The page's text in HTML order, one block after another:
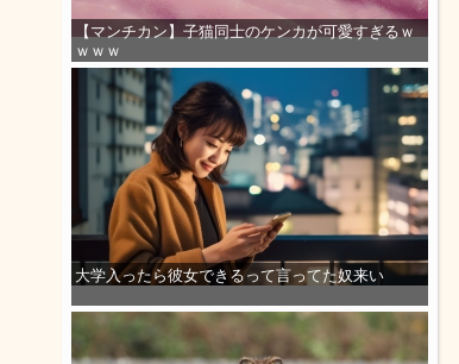
【マンチカン】子猫同士のケンカが可愛すぎるｗ
ｗｗｗ
大学入ったら彼女できるって言ってた奴来い